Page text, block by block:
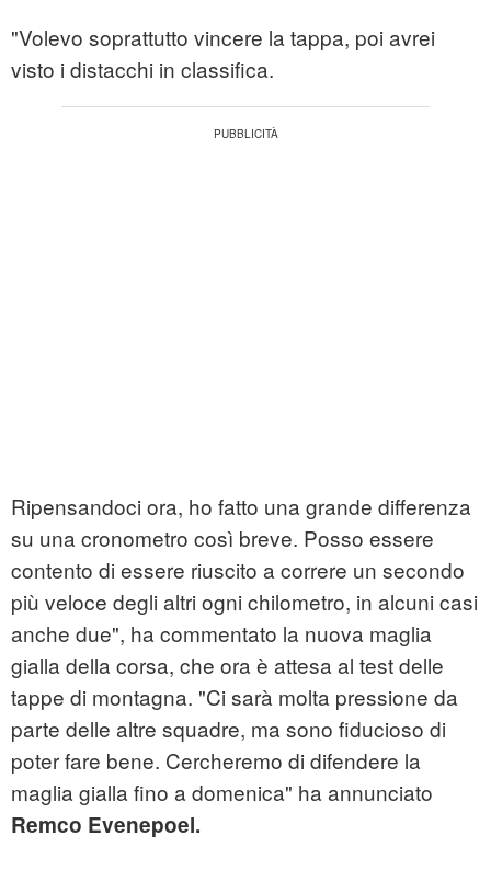
"Volevo soprattutto vincere la tappa, poi avrei
visto i distacchi in classifica.
Ripensandoci ora, ho fatto una grande differenza
su una cronometro così breve. Posso essere
contento di essere riuscito a correre un secondo
più veloce degli altri ogni chilometro, in alcuni casi
anche due", ha commentato la nuova maglia
gialla della corsa, che ora è attesa al test delle
tappe di montagna. "Ci sarà molta pressione da
parte delle altre squadre, ma sono fiducioso di
poter fare bene. Cercheremo di difendere la
maglia gialla fino a domenica" ha annunciato
Remco Evenepoel.